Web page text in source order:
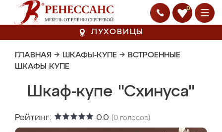
0
ЛУХОВИЦЫ
ГЛАВНАЯ → ШКАФЫ-КУПЕ → ВСТРОЕННЫЕ
ШКАФЫ КУПЕ
Шкаф-купе "Схинуса"
Рейтинг: 0.0 (0 голосов)